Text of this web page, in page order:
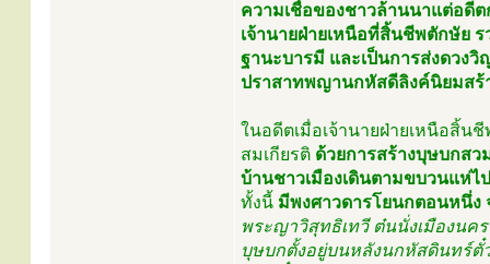
ความเชื่อของชาวล้านนาแต่อดี
เจ้านายฝ่ายเหนือที่สิ้นชีพตักษัย
ฐานะบารมี และเป็นการส่งดวง
ปราสาทพญานกหัสดีลิงค์นิยมสร้
ในอดีตเมื่อเจ้านายฝ่ายเหนือสิ้น
สมเกียรติ ด้วยการสร้างบุษบกส
บ้านชาวเมืองเดินตามขบวนแห่ไ
ทั้งนี้ มีพงศาวดารโยนกตอนหนึ่
พระญาวิสุทธิเทวี ต๋นนั่งเมืองนค
บุษบกตั้งอยู่บนหลังนกหัสดินทร์ตั๋